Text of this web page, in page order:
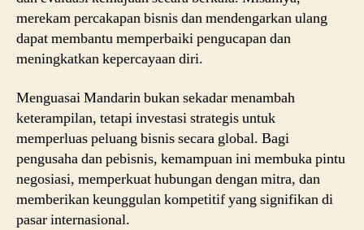
merekam percakapan bisnis dan mendengarkan ulang
dapat membantu memperbaiki pengucapan dan
meningkatkan kepercayaan diri.
Menguasai Mandarin bukan sekadar menambah
keterampilan, tetapi investasi strategis untuk
memperluas peluang bisnis secara global. Bagi
pengusaha dan pebisnis, kemampuan ini membuka pintu
negosiasi, memperkuat hubungan dengan mitra, dan
memberikan keunggulan kompetitif yang signifikan di
pasar internasional.